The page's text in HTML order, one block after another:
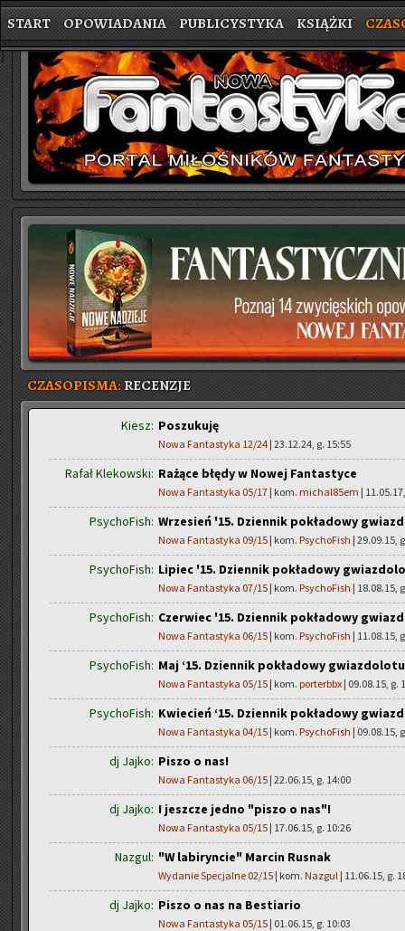
START OPOWIADANIA PUBLICYSTYKA KSIĄŻKI
}
CZASOPISMA:RECENZJE
Kiesz: Poszukuję
Nowa Fantastyka 12/24 | 23.12.24, g. 15:55
Rafał Klekowski: Rażące błędy w Nowej Fantastyce
Nowa Fantastyka 05/17 | kom. michal85em |
PsychoFish: Wrzesień '15. Dziennik pokładowy
Nowa Fantastyka 09/15 | kom. PsychoFish | 29.09.15,
PsychoFish: Lipiec '15. Dziennik pokładowy
Nowa Fantastyka 07/15 | kom. PsychoFish | 18.08.15,
PsychoFish: Czerwiec '15. Dziennik pokładowy
Nowa Fantastyka 06/15 | kom. PsychoFish | 11.08.15,
PsychoFish: Maj ‘15. Dziennik pokładowy
Nowa Fantastyka 05/15 | kom. porterbbx | 09.08.15, g.
PsychoFish: Kwiecień ‘15. Dziennik pokładowy
Nowa Fantastyka 04/15 | kom. PsychoFish | 09.08.15,
dj Jajko: Piszo o nas!
Nowa Fantastyka 06/15 | 22.06.15, g. 14:00
dj Jajko: I jeszcze jedno "piszo o nas"!
Nowa Fantastyka 05/15 | 17.06.15, g. 10:26
Nazgul: "W labiryncie" Marcin Rusnak
Wydanie Specjalne 02/15 | kom. Nazgul | 11.06.15, g.
dj Jajko: Piszo o nas na Bestiario
Nowa Fantastyka 05/15 | 01.06.15, g. 10:03